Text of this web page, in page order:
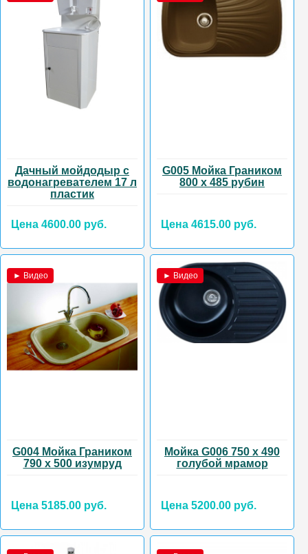
Дачный мойдодыр с
водонагревателем 17 л
пластик
Цена 4600.00 руб.
G005 Мойка Граником
800 х 485 рубин
Цена 4615.00 руб.
► Видео
G004 Мойка Граником
790 х 500 изумруд
Цена 5185.00 руб.
► Видео
Мойка G006 750 х 490
голубой мрамор
Цена 5200.00 руб.